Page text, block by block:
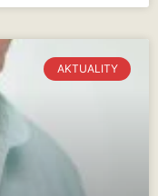
AKTUALITY